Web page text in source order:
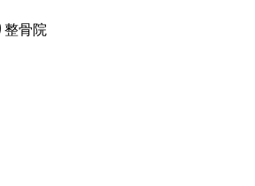
整骨院